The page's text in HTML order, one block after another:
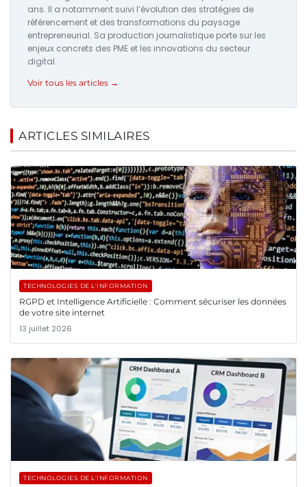
ans. Il a notamment suivi l’évolution des stratégies de
référencement et des transformations du paysage
entrepreneurial. Sa production journalistique porte sur les
enjeux concrets des PME et les innovations du secteur
digital.
Voir tous les articles →
ARTICLES SIMILAIRES
TECHNOLOGIES DE L'INFORMATION
RGPD et Intelligence Artificielle : Comment sécuriser les données
de votre site internet
13 juillet 2026
TECHNOLOGIES DE L'INFORMATION